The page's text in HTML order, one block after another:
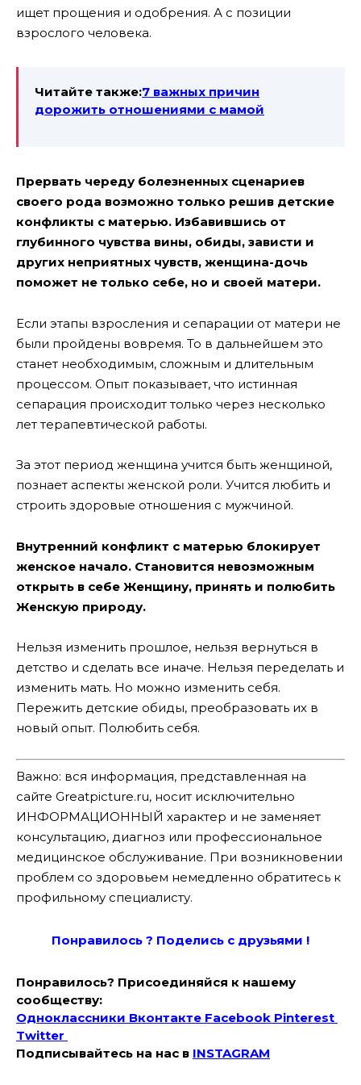
ищет прощения и одобрения. А с позиции
взрослого человека.
Читайте также:7 важных причин
дорожить отношениями с мамой
Прервать череду болезненных сценариев
своего рода возможно только решив детские
конфликты с матерью. Избавившись от
глубинного чувства вины, обиды, зависти и
других неприятных чувств, женщина-дочь
поможет не только себе, но и своей матери.
Если этапы взросления и сепарации от матери не
были пройдены вовремя. То в дальнейшем это
станет необходимым, сложным и длительным
процессом. Опыт показывает, что истинная
сепарация происходит только через несколько
лет терапевтической работы.
За этот период женщина учится быть женщиной,
познает аспекты женской роли. Учится любить и
строить здоровые отношения с мужчиной.
Внутренний конфликт с матерью блокирует
женское начало. Становится невозможным
открыть в себе Женщину, принять и полюбить
Женскую природу.
Нельзя изменить прошлое, нельзя вернуться в
детство и сделать все иначе. Нельзя переделать и
изменить мать. Но можно изменить себя.
Пережить детские обиды, преобразовать их в
новый опыт. Полюбить себя.
Важно: вся информация, представленная на
сайте Greatpicture.ru, носит исключительно
ИНФОРМАЦИОННЫЙ характер и не заменяет
консультацию, диагноз или профессиональное
медицинское обслуживание. При возникновении
проблем со здоровьем немедленно обратитесь к
профильному специалисту.
Понравилось ? Поделись с друзьями !
Понравилось? Присоединяйся к нашему
сообществу:
Одноклассники Вконтакте Facebook Pinterest
Twitter
Подписывайтесь на наc в INSTAGRAM